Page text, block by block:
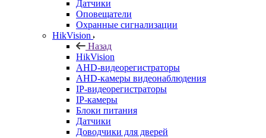
Датчики
Оповещатели
Охранные сигнализации
HikVision
Назад
HikVision
AHD-видеорегистраторы
AHD-камеры видеонаблюдения
IP-видеорегистраторы
IP-камеры
Блоки питания
Датчики
Доводчики для дверей